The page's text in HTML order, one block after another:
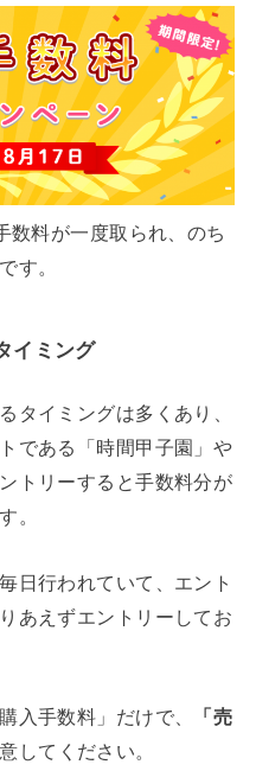
数料が一度取られ、のち
す。
イミング
タイミングは多くあり、
である「時間甲子園」や
トリーすると手数料分が
。
日行われていて、
エント
あえずエントリーしてお
入手数料」だけで、
「売
してください。